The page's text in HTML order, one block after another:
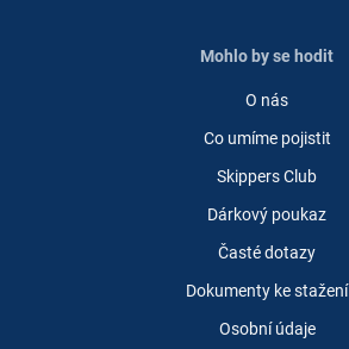
Mohlo by se hodit
O nás
Co umíme pojistit
Skippers Club
Dárkový poukaz
Časté dotazy
Dokumenty ke stažení
Osobní údaje